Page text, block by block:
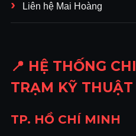
Liên hệ Mai Hoàng
📍 HỆ THỐNG
TRẠM KỸ THUẬT
TP. HỒ CHÍ MINH